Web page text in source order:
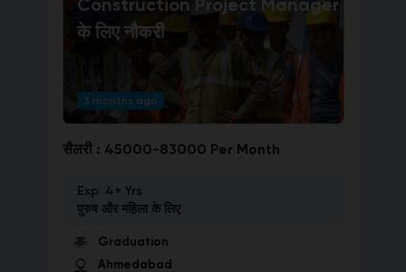
के लिए नौकरी
3 months ago
सैलरी : 45000-83000 Per Month
Exp: 4+ Yrs
पुरुष और महिला के लिए
Graduation
Ahmedabad